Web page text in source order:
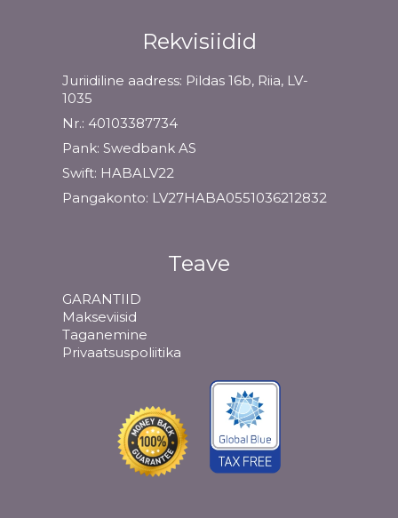
Rekvisiidid
Juriidiline aadress: Pildas 16b, Riia, LV-
1035
Nr.: 40103387734
Pank: Swedbank AS
Swift: HABALV22
Pangakonto: LV27HABA0551036212832
Teave
GARANTIID
Makseviisid
Taganemine
Privaatsuspoliitika